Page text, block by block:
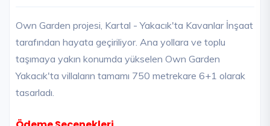
Own Garden projesi, Kartal - Yakacık'ta Kavanlar İnşaat
tarafından hayata geçiriliyor. Ana yollara ve toplu
taşımaya yakın konumda yükselen Own Garden
Yakacık'ta villaların tamamı 750 metrekare 6+1 olarak
tasarladı.